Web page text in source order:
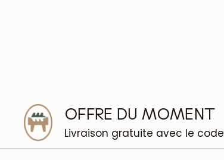
OFFRE DU MOMENT
Livraison gratuite avec le code